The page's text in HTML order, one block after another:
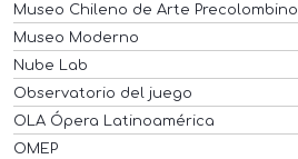
Museo Chileno de Arte Precolombino
Museo Moderno
Nube Lab
Observatorio del juego
OLA Ópera Latinoamérica
OMEP